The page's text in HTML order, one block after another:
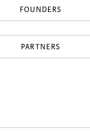
FOUNDERS
PARTNERS